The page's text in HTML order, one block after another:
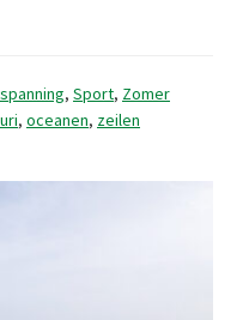
oceaan
, Sport, Zomer
, oceanen, zeilen